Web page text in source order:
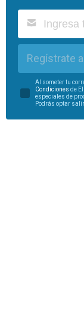
Regístrate
Al someter tu
Condiciones de
especiales de
Podrás optar